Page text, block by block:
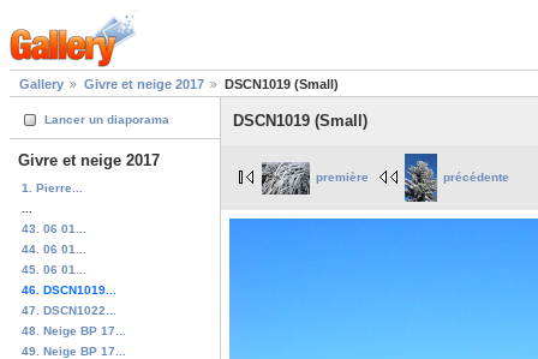
Gallery Givre et neige 2017 DSCN1019 (Small)
Lancer un diaporama
Givre et neige 2017
1. Pierre...
43. 06 01...
44. 06 01...
45. 06 01...
46. DSCN1019...
47. DSCN1022...
48. Neige BP 17...
49. Neige BP 17...
DSCN1019 (Small)
première précédente